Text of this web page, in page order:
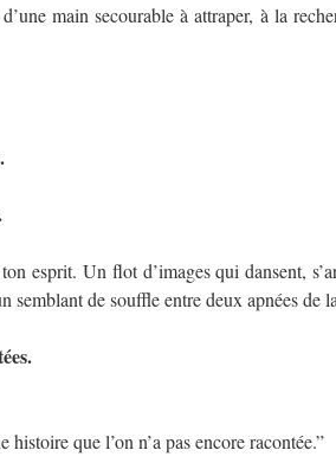
main secourable à attraper, à la
esprit. Un flot d’images qui dansent,
semblant de souffle entre deux apnées de
que l’on n’a pas encore racontée.”